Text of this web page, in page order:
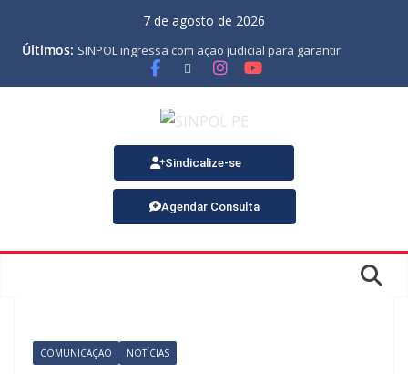
7 de agosto de 2026
Últimos: SINPOL ingressa com ação judicial para garantir
pagamento do PJES atrasado
ASSEMBLEIA GERAL ORDINÁRIA
MINUTA DA LEI ORGÂNICA
Nota de Pesar sobre o falecimento de Gonçalo, um dos
fundadores do SINPOL
SINPOL e CAMPOL promovem 2º Curso de Tiro Policial,
no dia 9 de outubro
Sindicalize-se
Agendar Consulta
COMUNICAÇÃO NOTÍCIAS